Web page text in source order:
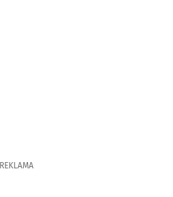
REKLAMA